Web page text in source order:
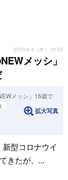
メッシ」
2020.6.3（水） 18:53
メッシ」16歳で
拡大写真
型コロナウイ
きたが、...